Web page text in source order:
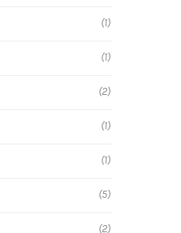
(1)
(1)
(2)
(1)
(1)
(5)
(2)